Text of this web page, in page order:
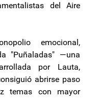
del Aire
emocional,
"Puñaladas" —una
por Lauta,
abrirse paso
temas con mayor